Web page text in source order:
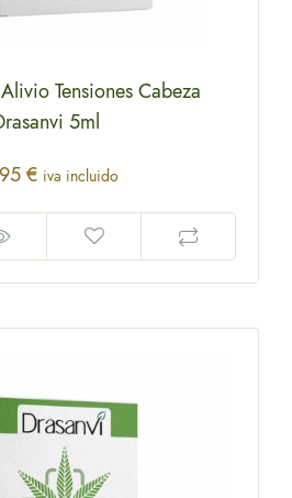
Tensiones Cabeza
5ml
€ iva incluido